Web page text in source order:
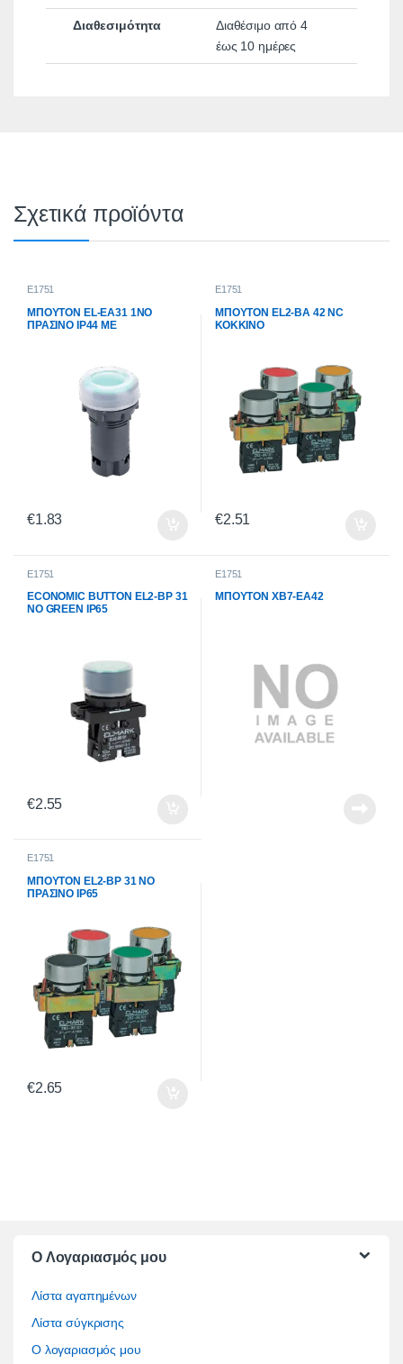
Διαθεσιμότητα
Διαθέσιμο από 4
έως 10 ημέρες
Σχετικά προϊόντα
E1751
ΜΠΟΥΤΟΝ EL-EA31 1NО
ΠΡΑΣΙΝΟ IP44 ΜΕ
€1.83
E1751
ΜΠΟΥΤΟΝ EL2-BA 42 NC
ΚΟΚΚΙΝΟ
€2.51
E1751
ECONOMIC BUTTON EL2-BP 31
NO GREEN IP65
€2.55
E1751
ΜΠΟΥΤΟΝ XB7-EA42
E1751
ΜΠΟΥΤΟΝ EL2-BP 31 NO
ΠΡΑΣΙΝΟ IP65
€2.65
O Λογαριασμός μου
Λίστα αγαπημένων
Λίστα σύγκρισης
Ο λογαριασμός μου